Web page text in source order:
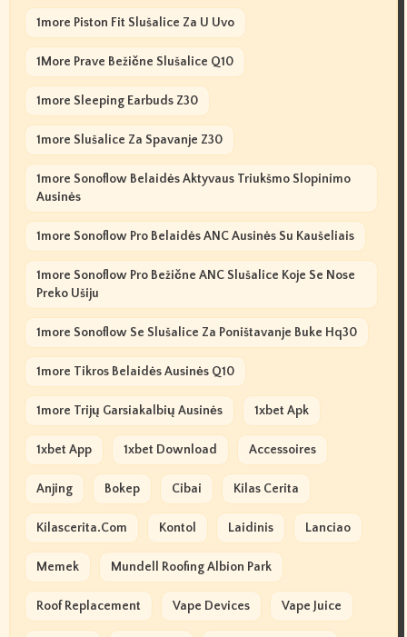
1more Piston Fit Slušalice Za U Uvo
1More Prave Bežične Slušalice Q10
1more Sleeping Earbuds Z30
1more Slušalice Za Spavanje Z30
1more Sonoflow Belaidės Aktyvaus Triukšmo Slopinimo
Ausinės
1more Sonoflow Pro Belaidės ANC Ausinės Su Kaušeliais
1more Sonoflow Pro Bežične ANC Slušalice Koje Se Nose
Preko Ušiju
1more Sonoflow Se Slušalice Za Poništavanje Buke Hq30
1more Tikros Belaidės Ausinės Q10
1more Trijų Garsiakalbių Ausinės 1xbet Apk
1xbet App 1xbet Download Accessoires
Anjing Bokep Cibai Kilas Cerita
Kilascerita.com Kontol Laidinis Lanciao
Memek Mundell Roofing Albion Park
Roof Replacement Vape Devices Vape Juice